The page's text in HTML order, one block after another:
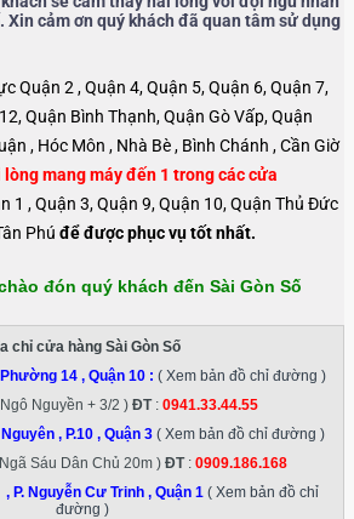
Xin cảm ơn quý khách đã quan tâm sử dụng
Quận 2 , Quận 4, Quận 5, Quận 6, Quận 7,
Quận Bình Thạnh, Quận Gò Vấp, Quận
, Hóc Môn , Nhà Bè , Bình Chánh , Cần Giờ
lòng mang máy đến 1 trong các cửa
1 , Quận 3, Quận 9, Quận 10, Quận Thủ Đức
Phú để được phục vụ tốt nhất.
đón quý khách đến Sài Gòn Số
chỉ cửa hàng Sài Gòn Số
14 , Quận 10: ( Xem bản đồ chỉ đường )
Nguyền + 3/2 ) ĐT: 0941.33.44.55
, P.10 , Quận 3 ( Xem bản đồ chỉ đường )
Sáu Dân Chủ 20m ) ĐT: 0909.186.168
P. Nguyễn Cư Trinh , Quận 1 ( Xem bản đồ chỉ
đường )